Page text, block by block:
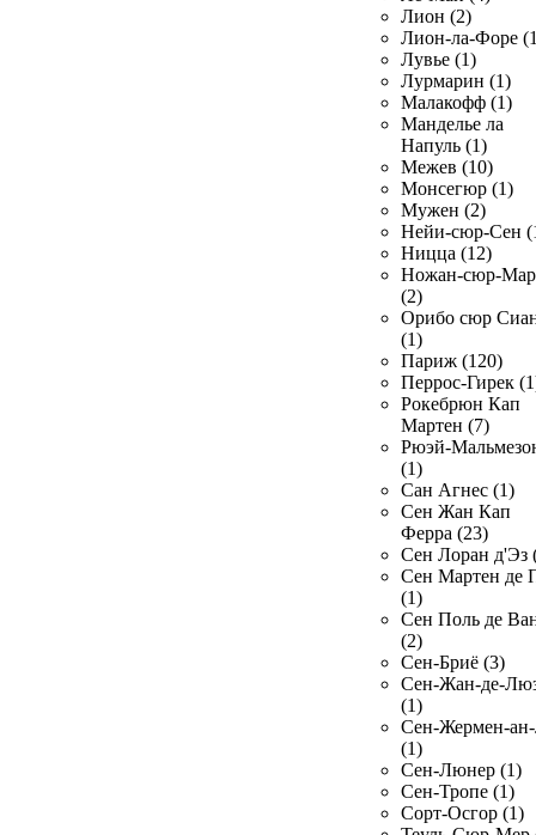
Лион (2)
Лион-ла-Форе
Лувье (1)
Лурмарин (1)
Малакофф (1)
Манделье ла
Напуль (1)
Межев (10)
Монсегюр (1)
Мужен (2)
Нейи-сюр-Сен
Ницца (12)
Ножан-сюр-
(2)
Орибо сюр
(1)
Париж (120)
Перрос-Гирек
Рокебрюн Кап
Мартен (7)
Рюэй-
(1)
Сан Агнес (1)
Сен Жан Кап
Ферра (23)
Сен Лоран д'Эз
Сен Мартен де
(1)
Сен Поль де
(2)
Сен-Бриё (3)
Сен-Жан-де-
(1)
Сен-Жермен-
(1)
Сен-Люнер (1)
Сен-Тропе (1)
Сорт-Осгор (1)